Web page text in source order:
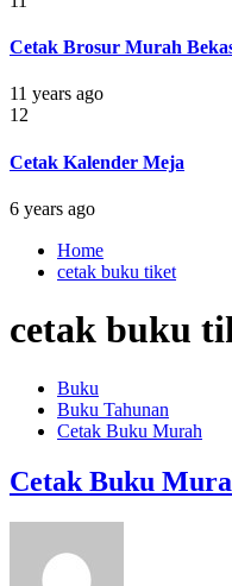
Cetak Brosur Murah
11 years ago
12
Cetak Kalender Meja
6 years ago
Home
cetak buku tiket
cetak buku
Buku
Buku Tahunan
Cetak Buku Murah
Cetak Buku